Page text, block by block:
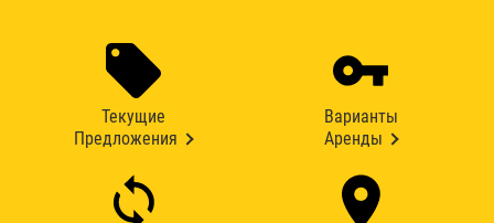
Текущие
Предложения
Варианты
Аренды